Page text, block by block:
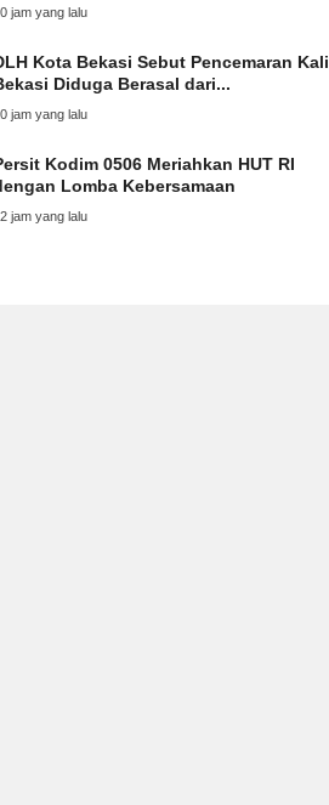
jam yang lalu
Kota Bekasi Sebut Pencemaran Kali
Diduga Berasal dari...
jam yang lalu
Kodim 0506 Meriahkan HUT RI
Lomba Kebersamaan
jam yang lalu